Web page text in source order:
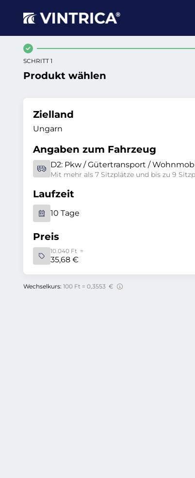
SCHRITT 1
Produkt wählen
Zielland
Ungarn
Angaben zum Fahrzeug
D2: Pkw / Gütertransport /
Mit mehr als 7 Sitzplätze und bis zu 9
Laufzeit
10 Tage
Preis
10.040 Ft =
35,68 €
Wechselkurs: 100 Ft = 0,3553 €